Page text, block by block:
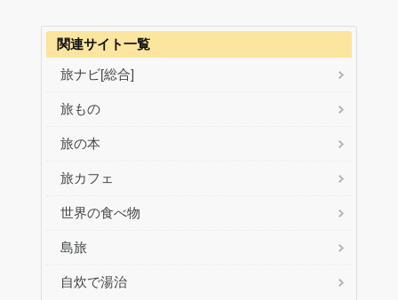
関連サイト一覧
旅ナビ[総合]
旅もの
旅の本
旅カフェ
世界の食べ物
島旅
自炊で湯治